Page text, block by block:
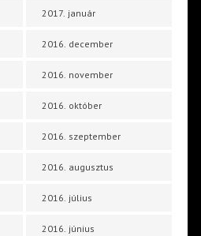
2017. január
2016. december
2016. november
2016. október
2016. szeptember
2016. augusztus
2016. július
2016. június